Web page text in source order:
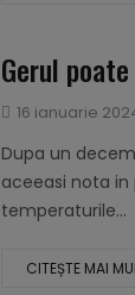
Gerul
Publicat
16 ianuarie
Dupa un
aceeasi nota
temperaturile...
CITEȘTE MAI